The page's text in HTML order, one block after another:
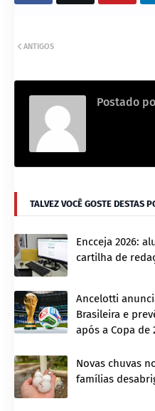
ANTIGOS
Postado
TALVEZ VOCÊ GOSTE DESTAS
Encceja 2026:
cartilha de
Ancelotti
Brasileira e
após a Copa de
Novas chuvas
famílias